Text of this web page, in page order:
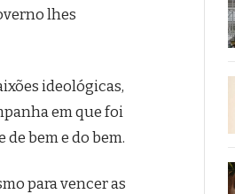
lhes
ideológicas,
em que foi
bem e do bem.
para vencer as